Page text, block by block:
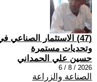
(47) الاستثمار
وتحديات مستمرة
حسين علي الحمداني
2026 / 8 / 6
الصناعة والزراعة